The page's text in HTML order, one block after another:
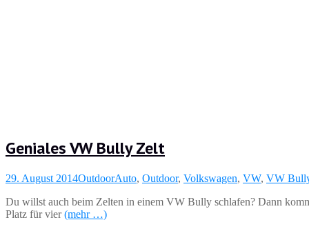
Geniales VW Bully Zelt
29. August 2014OutdoorAuto, Outdoor, Volkswagen, VW, VW
Du willst auch beim Zelten in einem VW Bully schlafen? Dann
Platz für vier(mehr …)